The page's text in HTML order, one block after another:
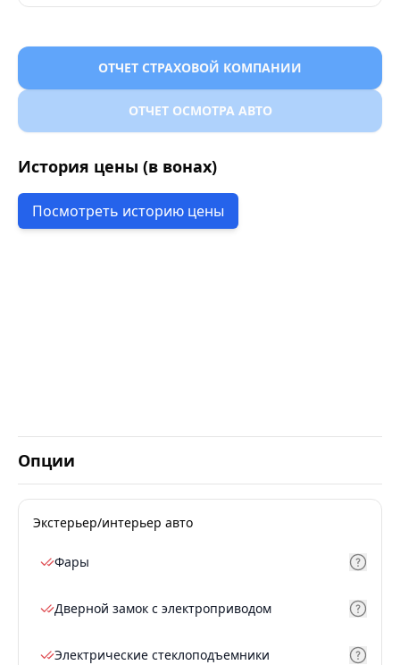
ОТЧЕТ СТРАХОВОЙ КОМПАНИИ
ОТЧЕТ ОСМОТРА АВТО
История цены (в вонах)
Посмотреть историю цены
Опции
Экстерьер/интерьер авто
Фары
Дверной замок с электроприводом
Электрические стеклоподъемники